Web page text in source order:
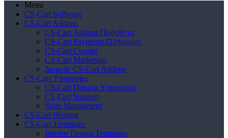
Menu
CS-Cart Software
CS-Cart Addons
CS-Cart Addons/Πρόσθετα
CS-Cart Payments/Πληρωμές
CS-Cart Courier
CS-Cart Marketing
Δωρεάν CS-Cart Addons
CS-Cart Υπηρεσίες
CS-Cart Πακέτα Υπηρεσιών
CS-Cart Support
Store Managment
CS-Cart Hosting
CS-Cart Templates
Interior Design Templates